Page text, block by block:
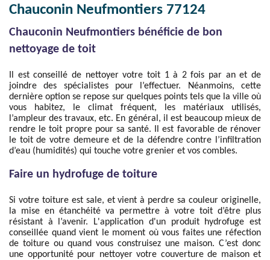
Chauconin Neufmontiers 77124
Chauconin Neufmontiers bénéficie de bon
nettoyage de toit
Il est conseillé de nettoyer votre toit 1 à 2 fois par an et de
joindre des spécialistes pour l’effectuer. Néanmoins, cette
dernière option se repose sur quelques points tels que la ville où
vous habitez, le climat fréquent, les matériaux utilisés,
l’ampleur des travaux, etc. En général, il est beaucoup mieux de
rendre le toit propre pour sa santé. Il est favorable de rénover
le toit de votre demeure et de la défendre contre l’infiltration
d’eau (humidités) qui touche votre grenier et vos combles.
Faire un hydrofuge de toiture
Si votre toiture est sale, et vient à perdre sa couleur originelle,
la mise en étanchéité va permettre à votre toit d’être plus
résistant à l’avenir. L'application d'un produit hydrofuge est
conseillée quand vient le moment où vous faites une réfection
de toiture ou quand vous construisez une maison. C’est donc
une opportunité pour nettoyer votre couverture de maison et